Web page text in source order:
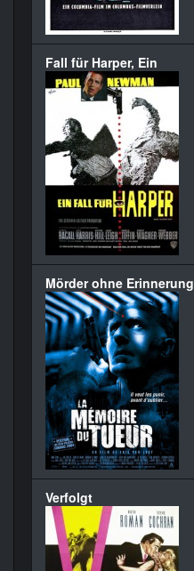
Fall für Harper, Ein
Mörder ohne Erinnerung
Verfolgt